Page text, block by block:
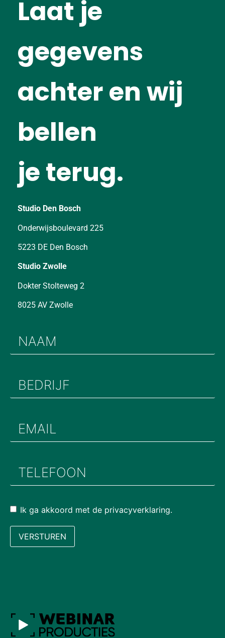
Laat je
gegevens
achter en wij
bellen
je terug.
Studio Den Bosch
Onderwijsboulevard 225
5223 DE Den Bosch
Studio Zwolle
Dokter Stolteweg 2
8025 AV Zwolle
NAAM (Required)
BEDRIJF (Required)
EMAIL (Required)
TELEFOON
Ik ga akkoord
met de
privacyverklaring.
Ik ga akkoord met de privacyverklaring.